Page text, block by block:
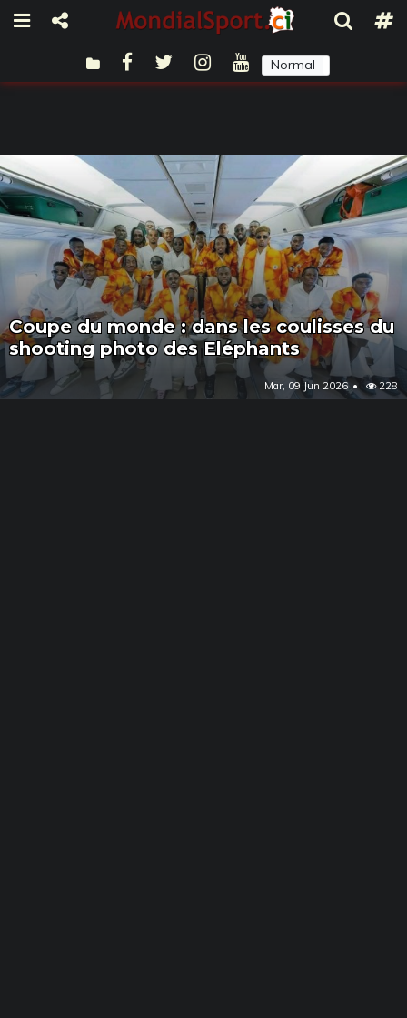
Normal
Coupe du monde : dans les coulisses du
shooting photo des Eléphants
Mar, 09 Jun 2026 228